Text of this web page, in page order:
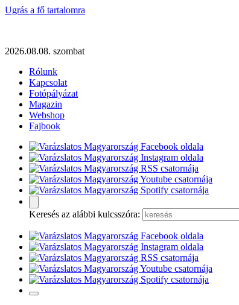
Ugrás a fő tartalomra
2026.08.08. szombat
Rólunk
Kapcsolat
Fotópályázat
Magazin
Webshop
Fajbook
Keresés az alábbi kulcsszóra: